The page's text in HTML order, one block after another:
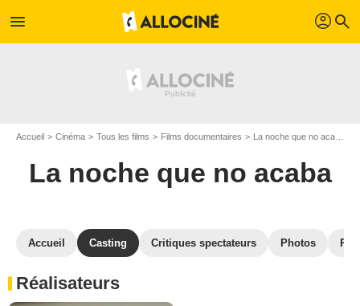
menu profil search
Accueil Cinéma Tous les films Films documentaires La noche que no acaba
La noche que no acaba
Accueil Casting Critiques spectateurs Photos
Réalisateurs